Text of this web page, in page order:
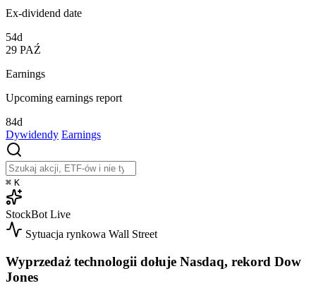
Ex-dividend date
54d
29 PAŹ
Earnings
Upcoming earnings report
84d
Dywidendy Earnings
⌘ K
StockBot Live
Sytuacja rynkowa Wall Street
Wyprzedaż technologii dołuje Nasdaq, rekord Dow
Jones